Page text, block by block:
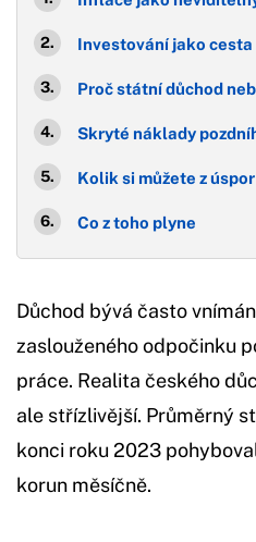
Investování jako cesta
Proč státní důchod
Skryté náklady
Kolik si můžete z
Co z toho plyne
Důchod bývá často
zaslouženého odpočinku
práce. Realita českého
ale střízlivější. Průměrný
konci roku 2023
korun měsíčně.